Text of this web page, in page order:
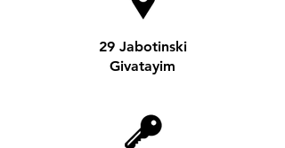
29 Jabotinski
Givatayim